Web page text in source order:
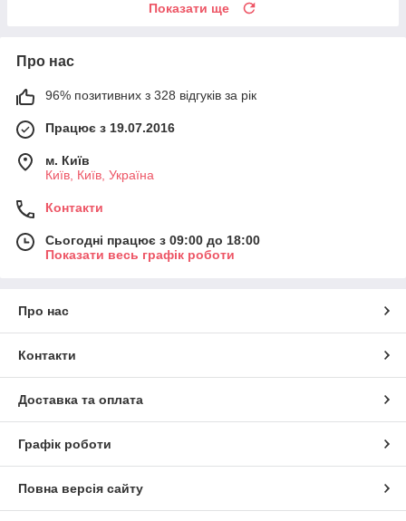
Показати ще
Про нас
96% позитивних з 328 відгуків за рік
Працює з 19.07.2016
м. Київ
Київ, Київ, Україна
Контакти
Сьогодні працює з 09:00 до 18:00
Показати весь графік роботи
Про нас
Контакти
Доставка та оплата
Графік роботи
Повна версія сайту